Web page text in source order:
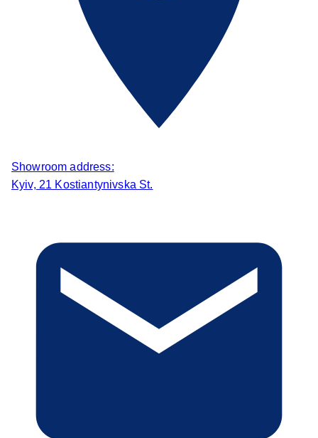
Showroom address:
Kyiv, 21 Kostiantynivska St.